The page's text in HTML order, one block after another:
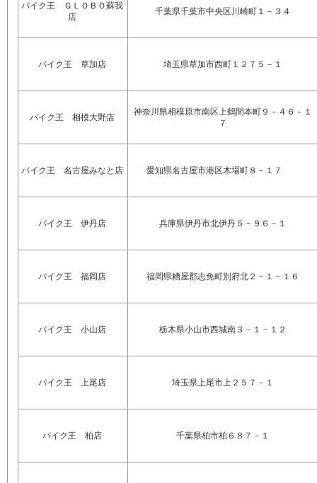
バイク王 ＧＬＯＢＯ蘇我
店
千葉県千葉市中央区川崎町１－３４
バイク王 草加店 埼玉県草加市西町１２７５－１
バイク王 相模大野店
神奈川県相模原市南区上鶴間本町９－４６－１
７
バイク王 名古屋みなと店 愛知県名古屋市港区木場町８－１７
バイク王 伊丹店 兵庫県伊丹市北伊丹５－９６－１
バイク王 福岡店 福岡県糟屋郡志免町別府北２－１－１６
バイク王 小山店 栃木県小山市西城南３－１－１２
バイク王 上尾店 埼玉県上尾市上２５７－１
バイク王 柏店 千葉県柏市柏６８７－１